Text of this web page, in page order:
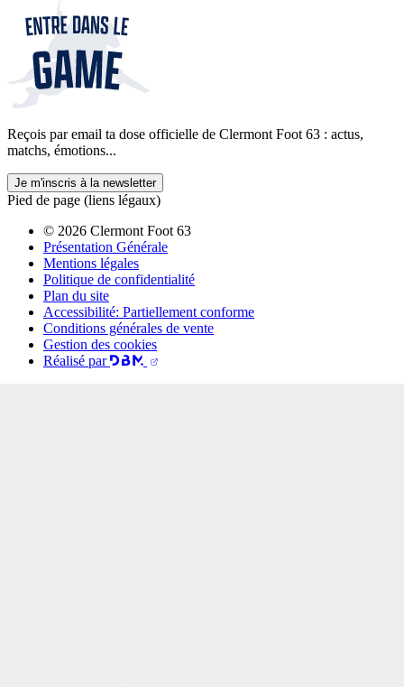
Reçois par email ta dose officielle de Clermont Foot 63 : actus,
matchs, émotions...
Je m'inscris à la newsletter
Pied de page (liens légaux)
© 2026 Clermont Foot 63
Présentation Générale
Mentions légales
Politique de confidentialité
Plan du site
Accessibilité: Partiellement conforme
Conditions générales de vente
Gestion des cookies
Réalisé par